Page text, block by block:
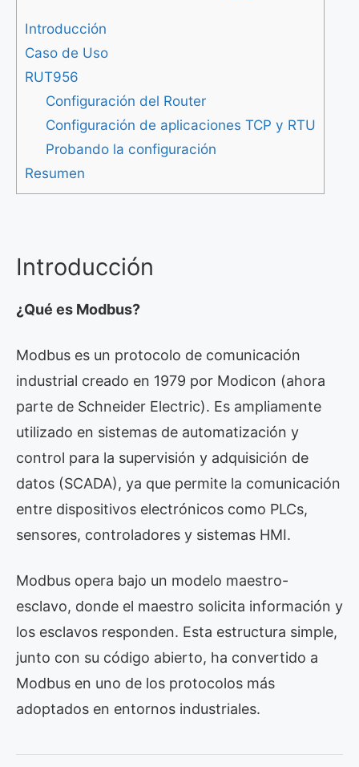
Introducción
Caso de Uso
RUT956
Configuración del Router
Configuración de aplicaciones TCP y RTU
Probando la configuración
Resumen
Introducción
¿Qué es Modbus?
Modbus es un protocolo de comunicación
industrial creado en 1979 por Modicon (ahora
parte de Schneider Electric). Es ampliamente
utilizado en sistemas de automatización y
control para la supervisión y adquisición de
datos (SCADA), ya que permite la comunicación
entre dispositivos electrónicos como PLCs,
sensores, controladores y sistemas HMI.
Modbus opera bajo un modelo maestro-
esclavo, donde el maestro solicita información y
los esclavos responden. Esta estructura simple,
junto con su código abierto, ha convertido a
Modbus en uno de los protocolos más
adoptados en entornos industriales.